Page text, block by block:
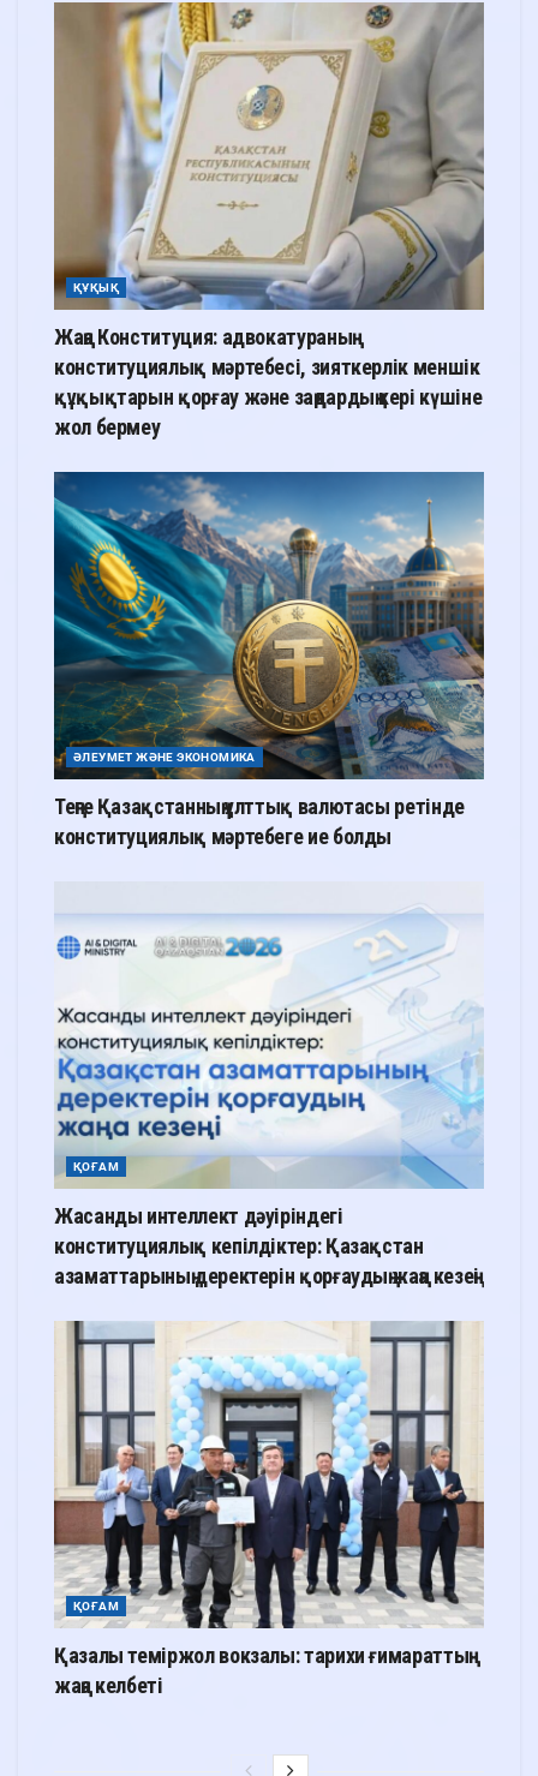
ҚҰҚЫҚ
Жаңа Конституция: адвокатураның
конституциялық мәртебесі, зияткерлік меншік
құқықтарын қорғау және заңдардың кері күшіне
жол бермеу
ӘЛЕУМЕТ ЖӘНЕ ЭКОНОМИКА
Теңге Қазақстанның ұлттық валютасы ретінде
конституциялық мәртебеге ие болды
ҚОҒАМ
Жасанды интеллект дәуіріндегі
конституциялық кепілдіктер: Қазақстан
азаматтарының деректерін қорғаудың жаңа кезеңі
ҚОҒАМ
Қазалы теміржол вокзалы: тарихи ғимараттың
жаңа келбеті